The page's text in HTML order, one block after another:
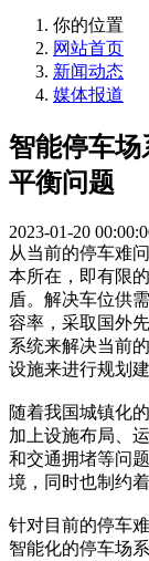
你的位置
网站首页
新闻动态
媒体报道
智能停车
平衡问题
2023-01-20
从当前的停车难
本所在，即有限
盾。解决车位供
容率，采取国外
系统来解决当前
设施来进行规划建
随着我国城镇化
加上设施布局、
和交通拥堵等问
境，同时也制约
针对目前的停车
智能化的停车场